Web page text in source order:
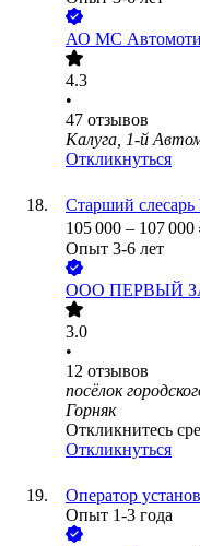
АО МС
4.3
•
47 отзывов
Калуга, 1-й
Откликнуться
Старший
105 000 – 107 000
Опыт 3-6 лет
ООО ПЕРВЫЙ
3.0
•
12 отзывов
посёлок
Горняк
Откликнитесь
Откликнуться
Оператор
Опыт 1-3 года